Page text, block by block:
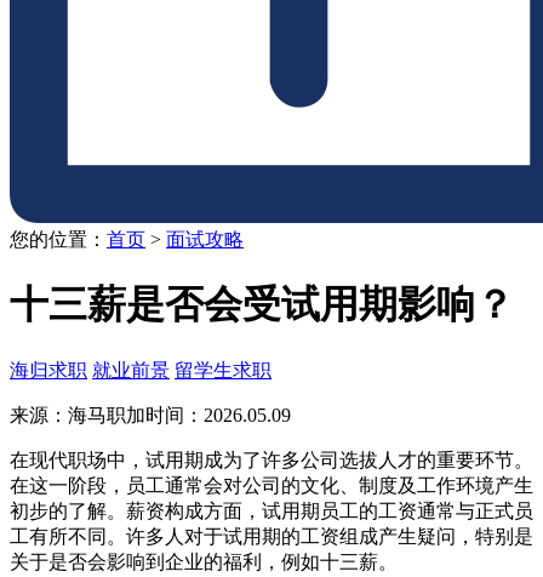
您的位置： 首页 > 面试攻略
十三薪是否会受试用期影响？
海归求职 就业前景 留学生求职
来源：海马职加时间：2026.05.09
在现代职场中，试用期成为了许多公司选拔人才的重要环节。
在这一阶段，员工通常会对公司的文化、制度及工作环境产生
初步的了解。薪资构成方面，试用期员工的工资通常与正式员
工有所不同。许多人对于试用期的工资组成产生疑问，特别是
关于是否会影响到企业的福利，例如十三薪。